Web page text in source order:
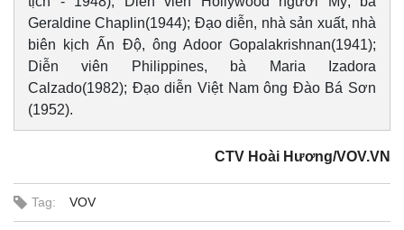
Geraldine Chaplin(1944); Đạo diễn, nhà sản xuất, nhà
biên kịch Ấn Độ, ông Adoor Gopalakrishnan(1941);
Diễn viên Philippines, bà Maria Izadora
Calzado(1982); Đạo diễn Việt Nam ông Đào Bá Sơn
(1952).
CTV Hoài Hương/VOV.VN
Tag: VOV